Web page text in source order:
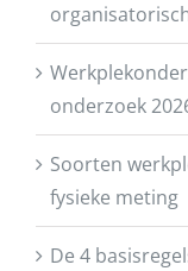
onderzoek
Soorten
fysieke meting
De 4